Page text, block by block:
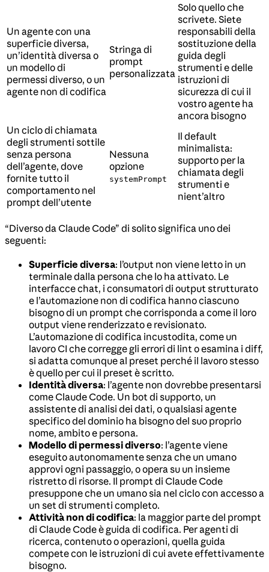
Un agente con una
superficie diversa,
un’identità diversa o
un modello di
permessi diverso, o un
agente non di codifica
Stringa di
prompt
personalizzata
Solo quello che
scrivete. Siete
responsabili della
sostituzione della
guida degli
strumenti e delle
istruzioni di
sicurezza di cui il
vostro agente ha
ancora bisogno
Un ciclo di chiamata
degli strumenti sottile
senza persona
dell’agente, dove
fornite tutto il
comportamento nel
prompt dell’utente
Nessuna
opzione
systemPrompt
Il default
minimalista:
supporto per la
chiamata degli
strumenti e
nient’altro
“Diverso da Claude Code” di solito significa uno dei
seguenti:
Superficie diversa: l’output non viene letto in un
terminale dalla persona che lo ha attivato. Le
interfacce chat, i consumatori di output strutturato
e l’automazione non di codifica hanno ciascuno
bisogno di un prompt che corrisponda a come il loro
output viene renderizzato e revisionato.
L’automazione di codifica incustodita, come un
lavoro CI che corregge gli errori di lint o esamina i diff,
si adatta comunque al preset perché il lavoro stesso
è quello per cui il preset è scritto.
Identità diversa: l’agente non dovrebbe presentarsi
come Claude Code. Un bot di supporto, un
assistente di analisi dei dati, o qualsiasi agente
specifico del dominio ha bisogno del suo proprio
nome, ambito e persona.
Modello di permessi diverso: l’agente viene
eseguito autonomamente senza che un umano
approvi ogni passaggio, o opera su un insieme
ristretto di risorse. Il prompt di Claude Code
presuppone che un umano sia nel ciclo con accesso a
un set di strumenti completo.
Attività non di codifica: la maggior parte del prompt
di Claude Code è guida di codifica. Per agenti di
ricerca, contenuto o operazioni, quella guida
compete con le istruzioni di cui avete effettivamente
bisogno.